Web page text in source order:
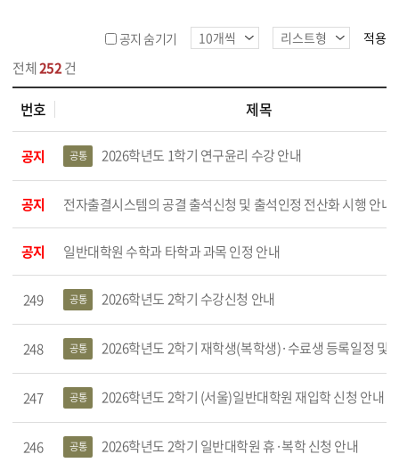
공지 숨기기 적용
전체252건
번호 제목
공지 공통 2026학년도 1학기 연구윤리 수강 안내
공지 전자출결시스템의 공결 출석신청 및 출석인정 전산화 시행 안내
공지 일반대학원 수학과 타학과 과목 인정 안내
249 공통 2026학년도 2학기 수강신청 안내
248 공통 2026학년도 2학기 재학생(복학생)·수료생 등록일정 및 분할납부
247 공통 2026학년도 2학기 (서울)일반대학원 재입학 신청 안내
246 공통 2026학년도 2학기 일반대학원 휴·복학 신청 안내